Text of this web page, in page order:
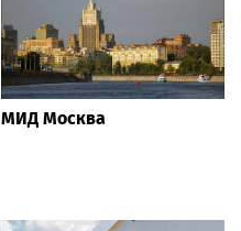
МИД Москва